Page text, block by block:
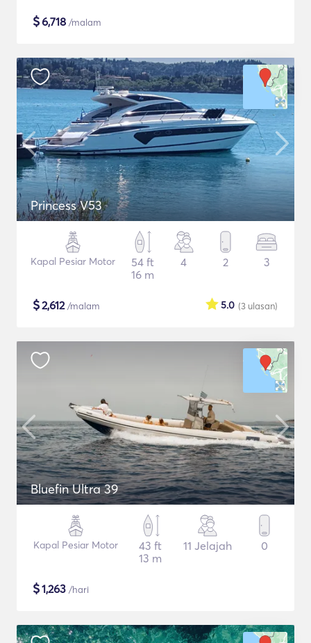
$6,718 /malam
Princess V53
Kapal Pesiar Motor
54 ft
16 m
4 2 3
$2,612/malam (3 ulasan)
5.0
Bluefin Ultra 39
Kapal Pesiar Motor
43 ft
13 m
11 Jelajah 0
$1,263 /hari